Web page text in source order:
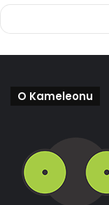
O Kameleonu